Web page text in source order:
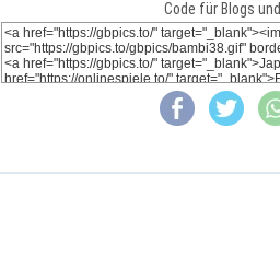
Code für Blogs und